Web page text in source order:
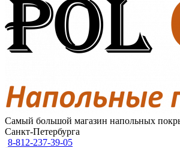
Самый большой магазин напольных
Санкт-Петербурга
8-812-237-39-05